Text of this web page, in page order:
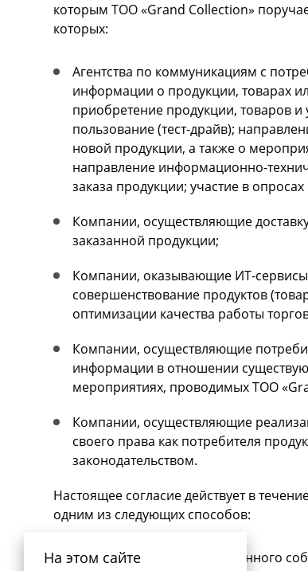
На этом сайте
которым ТОО «Grand Collection»
которых:
Агентства по коммуникациям с
информации о продукции, товарах
приобретение продукции, товаров
пользование (тест-драйв);
новой продукции, а также о
направление информационно-
заказа продукции; участие в
Компании, осуществляющие
заказанной продукции;
Компании, оказывающие ИТ-
совершенствование продуктов
оптимизации качества работы
Компании, осуществляющие
информации в отношении
мероприятиях, проводимых ТОО
Компании, осуществляющие
своего права как потребителя
законодательством.
Настоящее согласие действует в
одним из следующих способов:
подача заявления, подписанного